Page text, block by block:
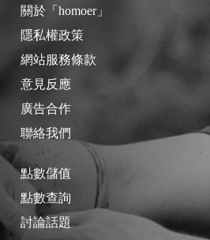
關於「homoer」
隱私權政策
網站服務條款
意見反應
廣告合作
聯絡我們
點數儲值
點數查詢
討論話題